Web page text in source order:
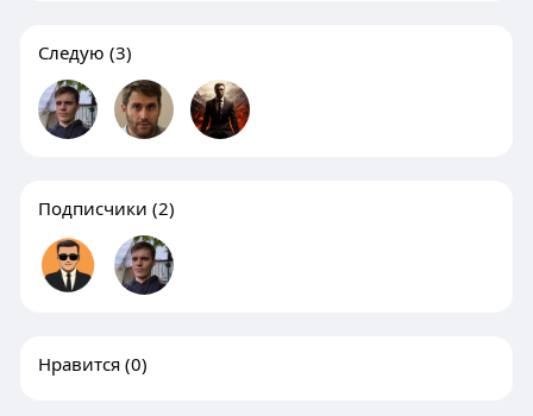
Следую (3)
Подписчики (2)
Нравится (0)